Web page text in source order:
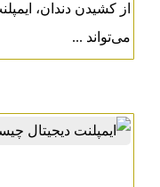
از کشیدن دندان،
می‌تواند ...